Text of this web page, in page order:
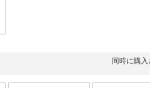
同時に購